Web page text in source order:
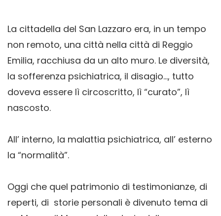
La cittadella del San Lazzaro era, in un tempo
non remoto, una città nella città di Reggio
Emilia, racchiusa da un alto muro. Le diversità,
la sofferenza psichiatrica, il disagio…, tutto
doveva essere lì circoscritto, lì “curato”, lì
nascosto.
All’ interno, la malattia psichiatrica, all’ esterno
la “normalità”.
Oggi che quel patrimonio di testimonianze, di
reperti, di storie personali è divenuto tema di